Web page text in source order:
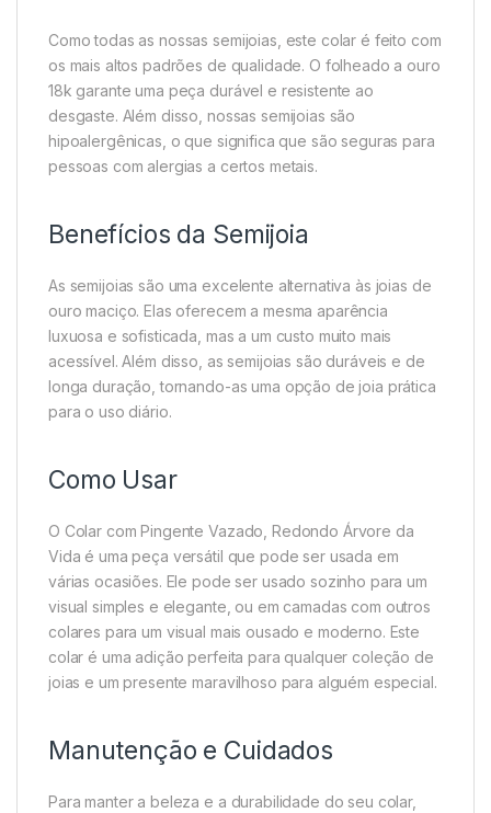
Como todas as nossas semijoias, este colar é feito com
os mais altos padrões de qualidade. O folheado a ouro
18k garante uma peça durável e resistente ao
desgaste. Além disso, nossas semijoias são
hipoalergênicas, o que significa que são seguras para
pessoas com alergias a certos metais.
Benefícios da Semijoia
As semijoias são uma excelente alternativa às joias de
ouro maciço. Elas oferecem a mesma aparência
luxuosa e sofisticada, mas a um custo muito mais
acessível. Além disso, as semijoias são duráveis e de
longa duração, tornando-as uma opção de joia prática
para o uso diário.
Como Usar
O Colar com Pingente Vazado, Redondo Árvore da
Vida é uma peça versátil que pode ser usada em
várias ocasiões. Ele pode ser usado sozinho para um
visual simples e elegante, ou em camadas com outros
colares para um visual mais ousado e moderno. Este
colar é uma adição perfeita para qualquer coleção de
joias e um presente maravilhoso para alguém especial.
Manutenção e Cuidados
Para manter a beleza e a durabilidade do seu colar,